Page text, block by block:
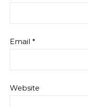
Email *
Website